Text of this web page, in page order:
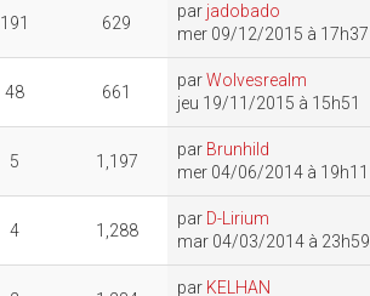
191 629
par jadobado
mer 09/12/2015 à 17h37
48 661
parWolvesrealm
jeu 19/11/2015 à 15h51
5 1,197
par Brunhild
mer 04/06/2014 à 19h11
4 1,288
par D-Lirium
mar 04/03/2014 à 23h59
par KELHAN